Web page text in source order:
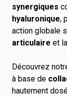
synergiques
hyaluronique,
action globale
articulaire et la
Découvrez
à base de
hautement